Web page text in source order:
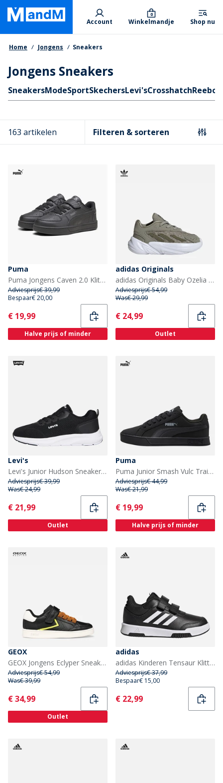
Skip
main
content
Primary departments
Account Winkelmandje
0
Shop nu
Kruimelpad
Home Jongens Sneakers
Jongens Sneakers
Quicklinks
SneakersModeSportSkechersLevi'sCrosshatchReebok
163 artikelen Filteren & sorteren
Puma
Puma Jongens Caven 2.0 Klittenband Sneakers Zwart/Dark Grey
Adviesprijs€ 39,99
Bespaar€ 20,00
Current
€ 19,99
Halve prijs of minder
adidas Originals
adidas Originals Baby Ozelia Elastische Veter Sneakers Silver Pebble/Focus Olive/Cloud White
Adviesprijs€ 54,99
Was€ 29,99
Current
€ 24,99
Outlet
Levi's
Levi's Junior Hudson Sneakers Black 0003
Adviesprijs€ 39,99
Was€ 24,99
Current
€ 21,99
Outlet
Puma
Puma Junior Smash Vulc Trainers Zwart/Grijs
Adviesprijs€ 44,99
Was€ 21,99
Current
€ 19,99
Halve prijs of minder
GEOX
GEOX Jongens Eclyper Sneakers Zwart/Oranje
Adviesprijs€ 54,99
Was€ 39,99
Current
€ 34,99
Outlet
adidas
adidas Kinderen Tensaur Klittenband Trainers Core Black/Cloud White/Core Black
Adviesprijs€ 37,99
Bespaar€ 15,00
Current
€ 22,99